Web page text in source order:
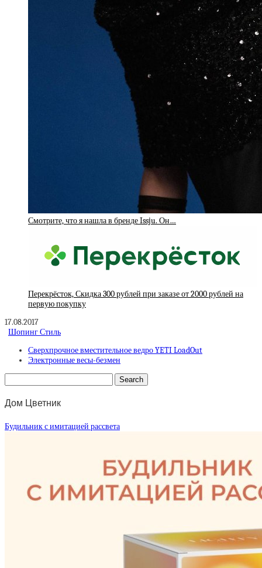
Смотрите, что я нашла в бренде Issju. Он…
Перекрёсток, Скидка 300 рублей при заказе от 2000 рублей на
первую покупку
17.08.2017
Шопинг Стиль
Сверхпрочное вместительное ведро YETI LoadOut
Электронные весы-безмен
Дом Цветник
Будильник с имитацией рассвета